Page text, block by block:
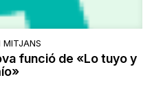
MITJANS
funció de «Lo tuyo y